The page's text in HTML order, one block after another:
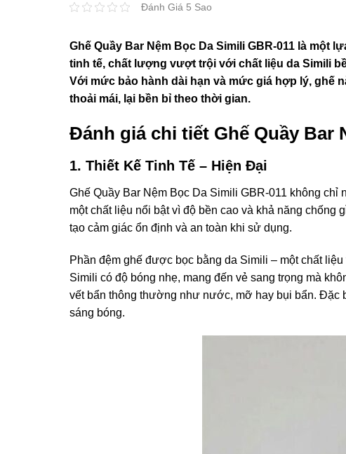
Đánh Giá 5 Sao
Ghế Quầy Bar Nệm Bọc Da Simili GBR-011 là một
tinh tế, chất lượng vượt trội với chất liệu da Simili
Với mức bảo hành dài hạn và mức giá hợp lý, ghế
thoải mái, lại bền bỉ theo thời gian.
Đánh giá chi tiết Ghế Quầy Bar
1. Thiết Kế Tinh Tế – Hiện Đại
Ghế Quầy Bar Nệm Bọc Da Simili GBR-011 không
một chất liệu nổi bật vì độ bền cao và khả năng
tạo cảm giác ổn định và an toàn khi sử dụng.
Phần đệm ghế được bọc bằng da Simili – một chất
Simili có độ bóng nhẹ, mang đến vẻ sang trọng mà
vết bẩn thông thường như nước, mỡ hay bụi bẩn. Đặc
sáng bóng.